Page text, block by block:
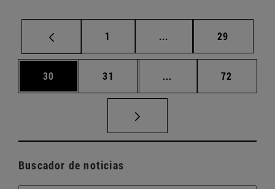
Página
1 ... Páginas intermedias
Página
29
Página
30 Página
31 ... Páginas intermedias
Página
72
Buscador de noticias